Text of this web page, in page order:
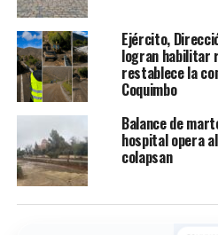
Ejército,
logran habilitar
restablece la
Coquimbo
Balance de
hospital opera
colapsan